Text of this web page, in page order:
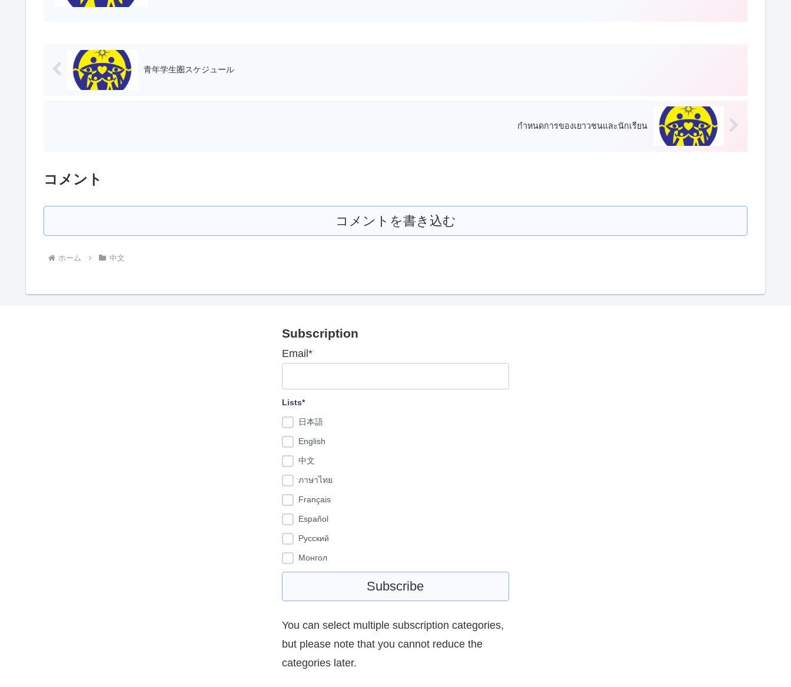
青年学生圏スケジュール
กำหนดการของเยาวชนและนักเรียน
コメント
コメントを書き込む
ホーム 中文
Subscription
Email*
Lists*
日本語
English
中文
ภาษาไทย
Français
Español
Pусский
Монгол
You can select multiple subscription categories,
but please note that you cannot reduce the
categories later.